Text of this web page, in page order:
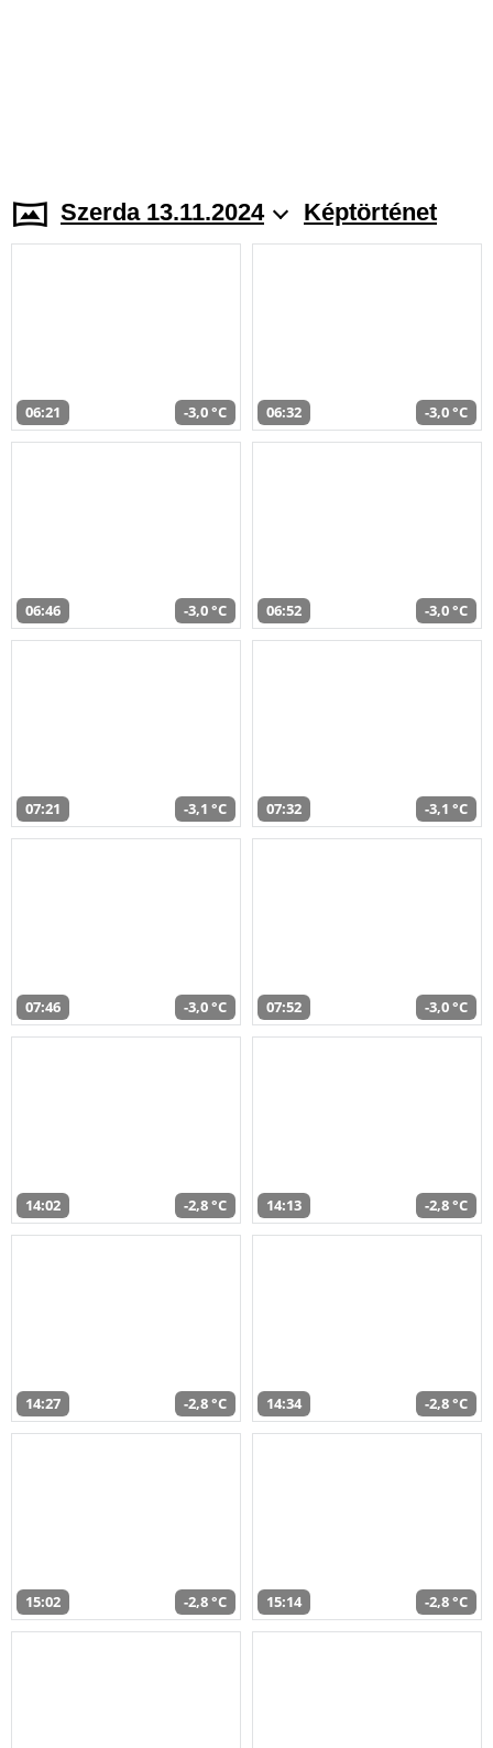
Szerda 13.11.2024 Képtörténet
06:21 -3,0 °C 06:32 -3,0 °C
06:46 -3,0 °C 06:52 -3,0 °C
07:21 -3,1 °C 07:32 -3,1 °C
07:46 -3,0 °C 07:52 -3,0 °C
14:02 -2,8 °C 14:13 -2,8 °C
14:27 -2,8 °C 14:34 -2,8 °C
15:02 -2,8 °C 15:14 -2,8 °C